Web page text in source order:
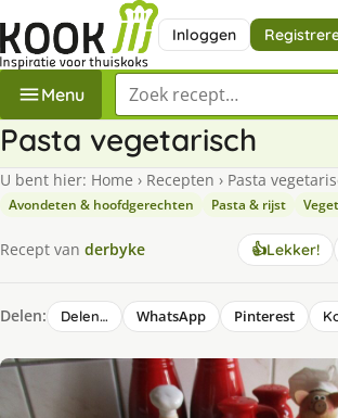
Inloggen
Menu Zoek een recept
Pasta vegetarisch
U bent hier: Home › Recepten › Pasta
Avondeten & hoofdgerechten Pasta & rijst
Recept van derbyke 👍Lekker!
Delen: Delen… WhatsApp Pinterest